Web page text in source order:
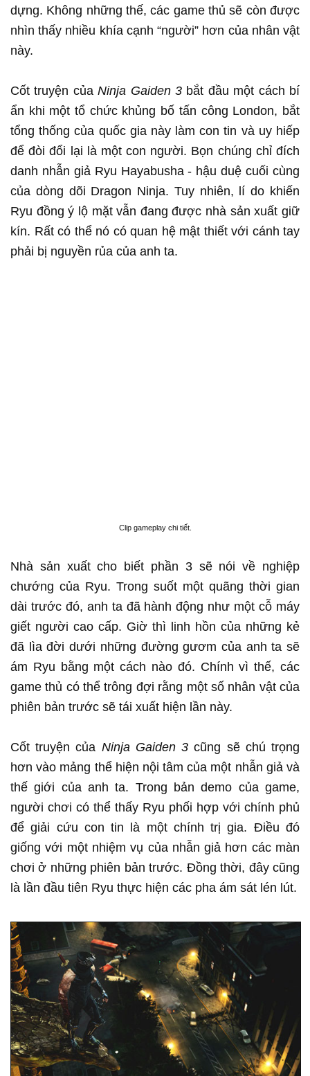
dựng. Không những thế, các game thủ sẽ còn được
nhìn thấy nhiều khía cạnh “người” hơn của nhân vật
này.
Cốt truyện củaNinja Gaiden 3 bắt đầu một cách bí
ẩn khi một tổ chức khủng bố tấn công London, bắt
tổng thống của quốc gia này làm con tin và uy hiếp
để đòi đổi lại là một con người. Bọn chúng chỉ đích
danh nhẫn giả Ryu Hayabusha - hậu duệ cuối cùng
của dòng dõi Dragon Ninja. Tuy nhiên, lí do khiến
Ryu đồng ý lộ mặt vẫn đang được nhà sản xuất giữ
kín. Rất có thể nó có quan hệ mật thiết với cánh tay
phải bị nguyền rủa của anh ta.
Clip gameplay chi tiết.
Nhà sản xuất cho biết phần 3 sẽ nói về nghiệp
chướng của Ryu. Trong suốt một quãng thời gian
dài trước đó, anh ta đã hành động như một cỗ máy
giết người cao cấp. Giờ thì linh hồn của những kẻ
đã lìa đời dưới những đường gươm của anh ta sẽ
ám Ryu bằng một cách nào đó. Chính vì thế, các
game thủ có thể trông đợi rằng một số nhân vật của
phiên bản trước sẽ tái xuất hiện lần này.
Cốt truyện của Ninja Gaiden 3 cũng sẽ chú trọng
hơn vào mảng thể hiện nội tâm của một nhẫn giả và
thế giới của anh ta. Trong bản demo của game,
người chơi có thể thấy Ryu phối hợp với chính phủ
để giải cứu con tin là một chính trị gia. Điều đó
giống với một nhiệm vụ của nhẫn giả hơn các màn
chơi ở những phiên bản trước. Đồng thời, đây cũng
là lần đầu tiên Ryu thực hiện các pha ám sát lén lút.